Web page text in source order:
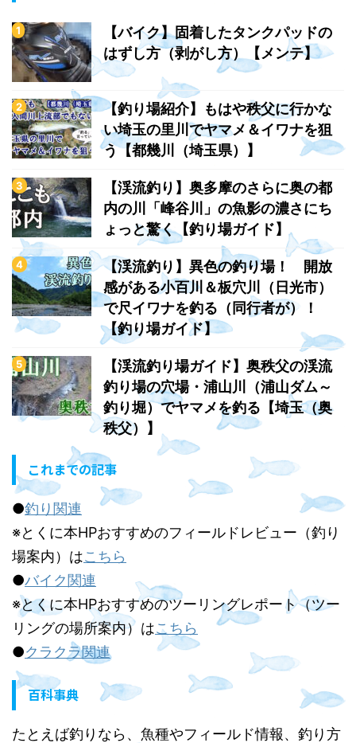
【バイク】固着したタンクパッドの
はずし方（剥がし方）【メンテ】
【釣り場紹介】もはや秩父に行かな
い埼玉の里川でヤマメ＆イワナを狙
う【都幾川（埼玉県）】
【渓流釣り】奥多摩のさらに奥の都
内の川「峰谷川」の魚影の濃さにち
ょっと驚く【釣り場ガイド】
【渓流釣り】異色の釣り場！ 開放
感がある小百川＆板穴川（日光市）
で尺イワナを釣る（同行者が）！
【釣り場ガイド】
【渓流釣り場ガイド】奥秩父の渓流
釣り場の穴場・浦山川（浦山ダム～
釣り堀）でヤマメを釣る【埼玉（奥
秩父）】
これまでの記事
●釣り関連
※とくに本HPおすすめのフィールドレビュー（釣り
場案内）はこちら
●バイク関連
※とくに本HPおすすめのツーリングレポート（ツー
リングの場所案内）はこちら
●クラクラ関連
百科事典
たとえば釣りなら、魚種やフィールド情報、釣り方